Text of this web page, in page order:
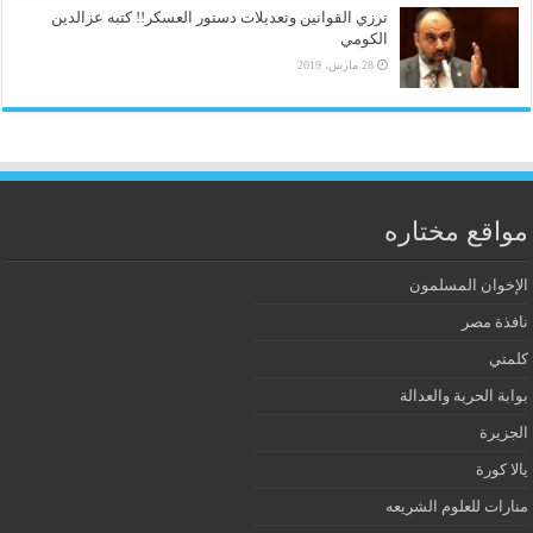
ترزي القوانين وتعديلات دستور العسكر!! كتبه عزالدين
الكومي
28 مارس، 2019
مواقع مختاره
الإخوان المسلمون
نافذة مصر
كلمتي
بوابة الحرية والعدالة
الجزيرة
يالا كورة
منارات للعلوم الشريعه